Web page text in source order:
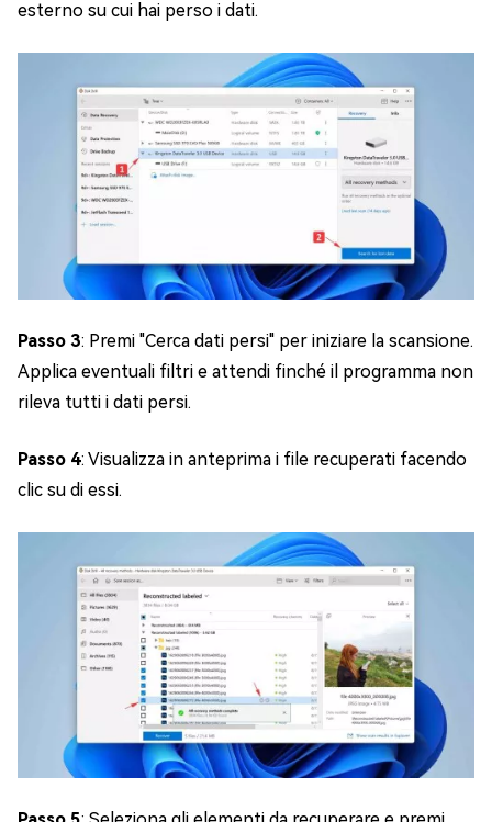
esterno su cui hai perso i dati.
Passo 3: Premi "Cerca dati persi" per iniziare la scansione.
Applica eventuali filtri e attendi finché il programma non
rileva tutti i dati persi.
Passo 4: Visualizza in anteprima i file recuperati facendo
clic su di essi.